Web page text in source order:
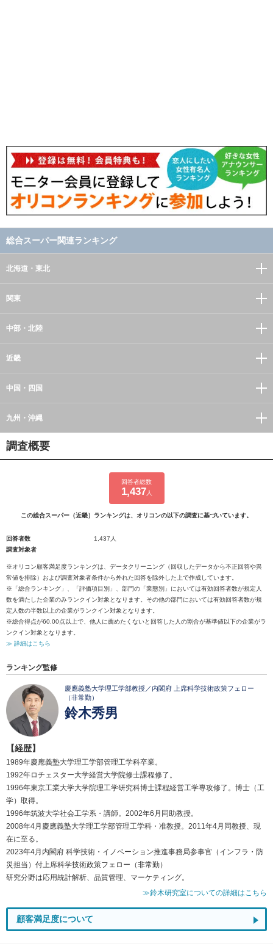
総合スーパー関連ランキング
北海道・東北
関東
中部・北陸
近畿
中国・四国
九州・沖縄
調査概要
回答者総数
1,437 人
この総合スーパー（近畿）ランキングは、オリコンの以下の調査に基づいています。
回答者数
1,437人
調査対象者
※オリコン顧客満足度ランキングは、データクリーニング（回収したデータから不正回答や異
常値を排除）および調査対象者条件から外れた回答を除外した上で作成しています。
※「総合ランキング」、「評価項目別」、部門の「業態別」においては有効回答者数が規定人
数を満たした企業のみランクイン対象となります。その他の部門においては有効回答者数が規
定人数の半数以上の企業がランクイン対象となります。
※総合得点が60.00点以上で、他人に薦めたくないと回答した人の割合が基準値以下の企業がラ
ンクイン対象となります。
≫ 詳細はこちら
ランキング監修
慶應義塾大学理工学部教授／内閣府 上席科学技術政策フェロー
（非常勤）
鈴木秀男
【経歴】
1989年慶應義塾大学理工学部管理工学科卒業。
1992年ロチェスター大学経営大学院修士課程修了。
1996年東京工業大学大学院理工学研究科博士課程経営工学専攻修了。博士（工
学）取得。
1996年筑波大学社会工学系・講師。2002年6月同助教授。
2008年4月慶應義塾大学理工学部管理工学科・准教授。2011年4月同教授、現
在に至る。
2023年4月内閣府 科学技術・イノベーション推進事務局参事官（インフラ・防
災担当）付上席科学技術政策フェロー（非常勤）
研究分野は応用統計解析、品質管理、マーケティング。
≫鈴木研究室についての詳細はこちら
顧客満足度について